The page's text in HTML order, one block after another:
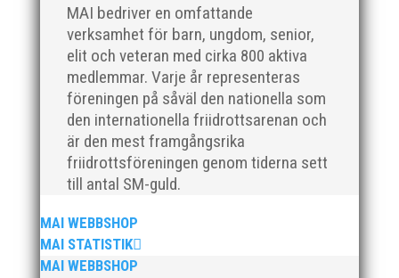
MAI bedriver en omfattande
verksamhet för barn, ungdom, senior,
elit och veteran med cirka 800 aktiva
medlemmar. Varje år representeras
föreningen på såväl den nationella som
den internationella friidrottsarenan och
är den mest framgångsrika
friidrottsföreningen genom tiderna sett
till antal SM-guld.
MAI WEBBSHOP
MAI STATISTIK
MAI WEBBSHOP
Peter Karlsson, till vårt team. Med hans tidigare
erfarenhet och expertis från sina fyra år som
klubbchef på IF Kville i Göteborg är vi övertygade om
att han kommer...
Den 24-25 februari var det SM för juniorer (K22/M22 -
P17/F17) i Örebro. MAI hade många fina framgångar.
En trupp om 14 ungdomar åkte upp till Örebro och
tog med sig 1 guld, 1 silver och 3 brons hem till